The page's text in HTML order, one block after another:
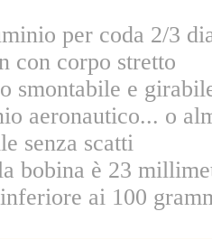
per coda 2/3
con corpo stretto
smontabile e
aeronautico... o
senza scatti
bobina è 23
inferiore ai 100